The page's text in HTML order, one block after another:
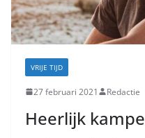
VRIJE TIJD
27 februari 2021 Redactie
Heerlijk